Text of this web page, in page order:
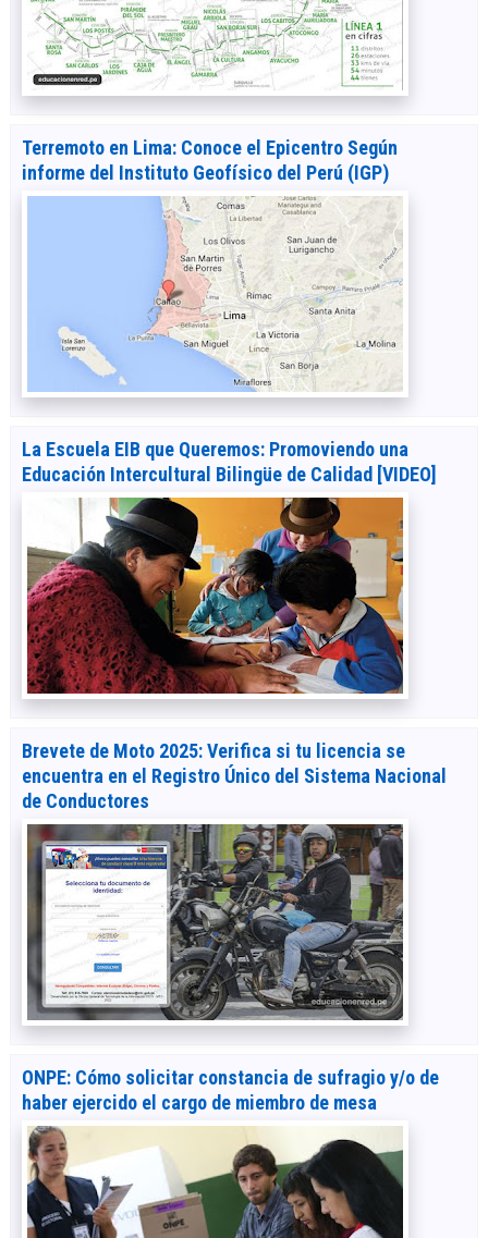
Terremoto en Lima: Conoce el Epicentro Según
informe del Instituto Geofísico del Perú (IGP)
La Escuela EIB que Queremos: Promoviendo una
Educación Intercultural Bilingüe de Calidad [VIDEO]
Brevete de Moto 2025: Verifica si tu licencia se
encuentra en el Registro Único del Sistema Nacional
de Conductores
ONPE: Cómo solicitar constancia de sufragio y/o de
haber ejercido el cargo de miembro de mesa